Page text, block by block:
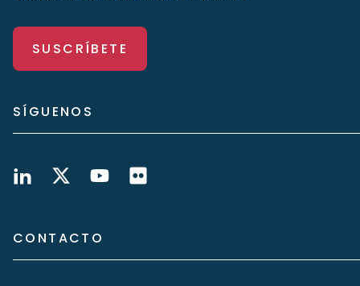
SUSCRÍBETE
SÍGUENOS
CONTACTO